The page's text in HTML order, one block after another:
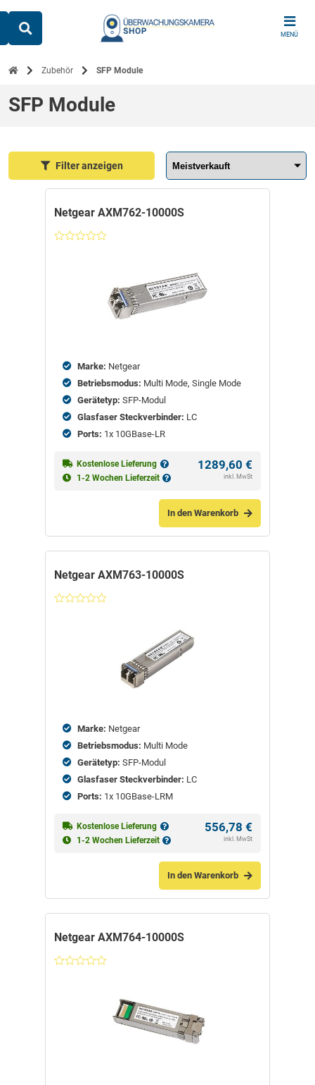
MENÜ
Zubehör SFP Module
SFP Module
Filter anzeigen
Netgear AXM762-10000S
Marke: Netgear
Betriebsmodus: Multi Mode, Single Mode
Gerätetyp: SFP-Modul
Glasfaser Steckverbinder: LC
Ports: 1x 10GBase-LR
Kostenlose Lieferung
1-2 Wochen Lieferzeit
1289,60 €
inkl. MwSt
In den Warenkorb
Netgear AXM763-10000S
Marke: Netgear
Betriebsmodus: Multi Mode
Gerätetyp: SFP-Modul
Glasfaser Steckverbinder: LC
Ports: 1x 10GBase-LRM
Kostenlose Lieferung
1-2 Wochen Lieferzeit
556,78 €
inkl. MwSt
In den Warenkorb
Netgear AXM764-10000S